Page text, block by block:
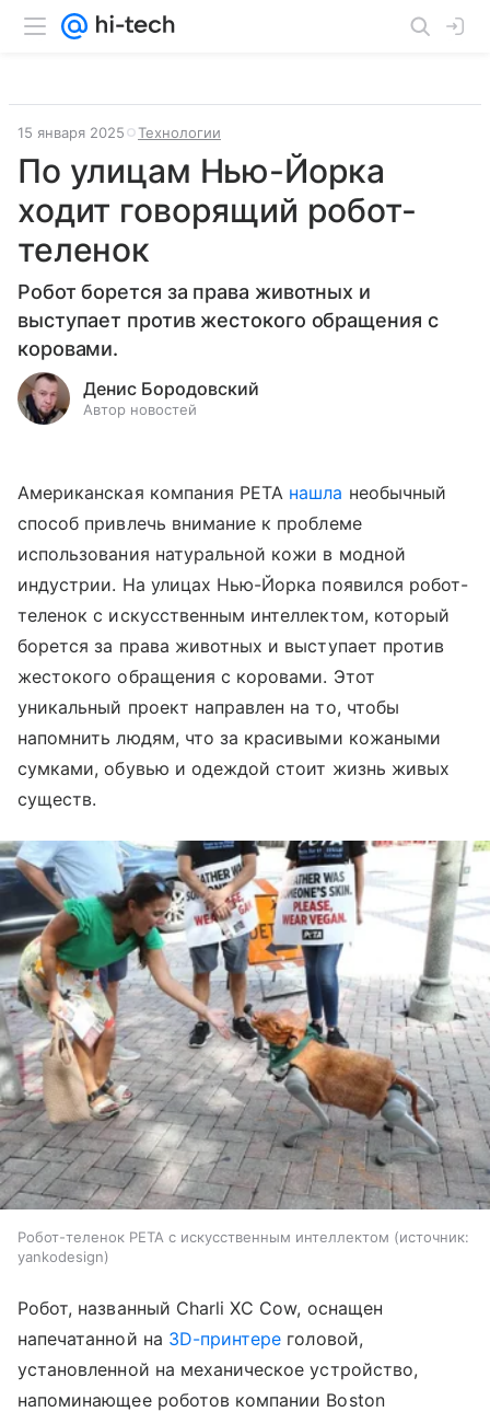
15 января 2025 Технологии
По улицам Нью-Йорка
ходит говорящий робот-
теленок
Робот борется за права животных и
выступает против жестокого обращения с
коровами.
Денис Бородовский
Автор новостей
Американская компания PETA нашла необычный
способ привлечь внимание к проблеме
использования натуральной кожи в модной
индустрии. На улицах Нью-Йорка появился робот-
теленок с искусственным интеллектом, который
борется за права животных и выступает против
жестокого обращения с коровами. Этот
уникальный проект направлен на то, чтобы
напомнить людям, что за красивыми кожаными
сумками, обувью и одеждой стоит жизнь живых
существ.
Робот-теленок PETA с искусственным интеллектом
источник:
yankodesign
Робот, названный Charli XC Cow, оснащен
напечатанной на 3D-принтере головой,
установленной на механическое устройство,
напоминающее роботов компании Boston